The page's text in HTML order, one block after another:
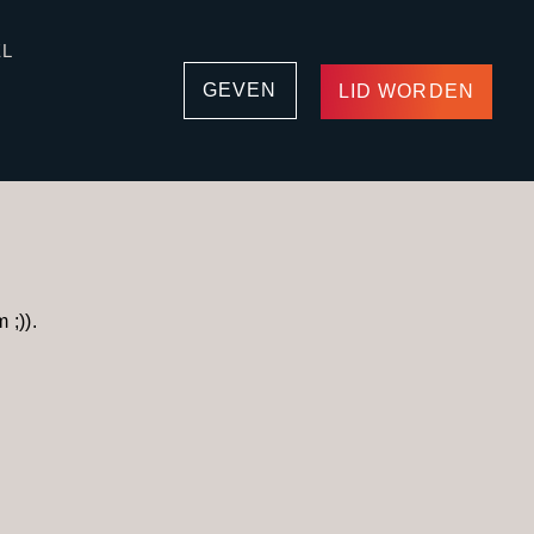
GEVEN
LID WORDEN
;)).